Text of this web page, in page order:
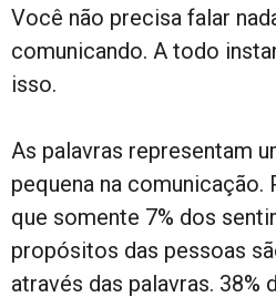
Você não precisa falar
comunicando. A todo
isso.
As palavras representam
pequena na comunicação.
que somente 7% dos
propósitos das pessoas
através das palavras. 38%